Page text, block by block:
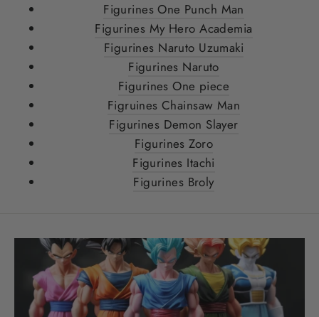
Figurines One Punch Man
Figurines My Hero Academia
Figurines Naruto Uzumaki
Figurines Naruto
Figurines One piece
Figruines Chainsaw Man
Figurines Demon Slayer
Figurines Zoro
Figurines Itachi
Figurines Broly